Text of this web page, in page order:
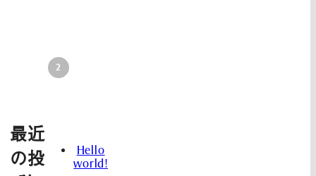
最近
の投
Hello
world!